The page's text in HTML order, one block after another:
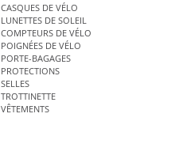
CASQUES DE VÉLO
LUNETTES DE SOLEIL
COMPTEURS DE VÉLO
POIGNÉES DE VÉLO
PORTE-BAGAGES
PROTECTIONS
SELLES
TROTTINETTE
VÊTEMENTS